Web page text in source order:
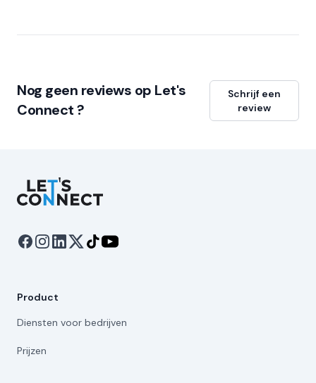
Nog geen reviews op Let's
Connect ?
Schrijf een
review
Let's Connect
Product
Diensten voor bedrijven
Prijzen